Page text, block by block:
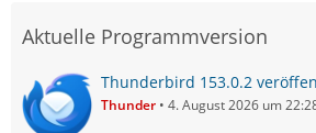
Aktuelle Programmversion
Thunderbird 153.0.2
Thunder 4. August 2026 um